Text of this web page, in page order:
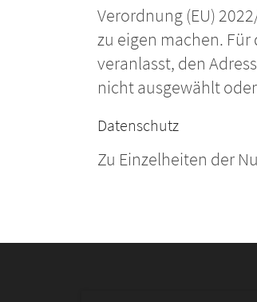
Verordnung (EU)
zu eigen machen.
veranlasst, den
nicht ausgewählt
Datenschutz
Zu Einzelheiten der